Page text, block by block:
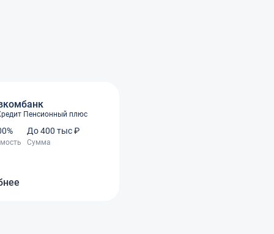
Пенсионный плюс
До 400 тыс ₽
Сумма